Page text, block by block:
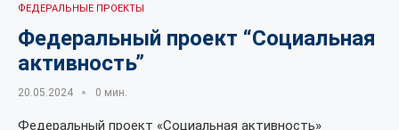
ФЕДЕРАЛЬНЫЕ ПРОЕКТЫ
Федеральный проект “Социальная
активность”
20.05.2024 0 мин.
Федеральный проект «Социальная активность»